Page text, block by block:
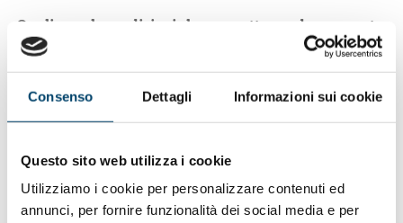
Consenso Dettagli Informazioni sui cookie
Questo sito web utilizza i cookie
Utilizziamo i cookie per personalizzare contenuti ed
annunci, per fornire funzionalità dei social media e per
Quali sono le condizioni che permettono ad un neonato
pre-termine di essere alimentato con il latte materno?
L’unica condizioni fondamentale è che ci sia il latte
materno. Non esistono controindicazioni alla nutrizione
con il latte della propria mamma, anzi, si fa di tutto perché
questo avvenga. Il latte materno può essere al massimo
arricchito se, per esempio, povero di proteine, ma tutti ci
sentiamo impegnati a sostenere una mamma e quindi
tranquillizzarla, coinvolgerla nella cura del neonato
facilitando così la montata lattea anche in caso di parto